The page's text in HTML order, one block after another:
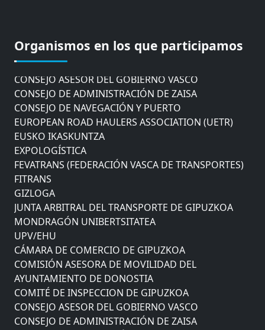
Organismos en los que participamos
AYUNTAMIENTO DE DONOSTIA
COMITÉ DE INSPECCION DE GIPUZKOA
CONSEJO ASESOR DEL GOBIERNO VASCO
CONSEJO DE ADMINISTRACIÓN DE ZAISA
CONSEJO DE NAVEGACIÓN Y PUERTO
EUROPEAN ROAD HAULERS ASSOCIATION (UETR)
EUSKO IKASKUNTZA
EXPOLOGÍSTICA
FEVATRANS (FEDERACIÓN VASCA DE TRANSPORTES)
FITRANS
GIZLOGA
JUNTA ARBITRAL DEL TRANSPORTE DE GIPUZKOA
MONDRAGÓN UNIBERTSITATEA
UPV/EHU
CÁMARA DE COMERCIO DE GIPUZKOA
COMISIÓN ASESORA DE MOVILIDAD DEL
AYUNTAMIENTO DE DONOSTIA
COMITÉ DE INSPECCION DE GIPUZKOA
CONSEJO ASESOR DEL GOBIERNO VASCO
CONSEJO DE ADMINISTRACIÓN DE ZAISA